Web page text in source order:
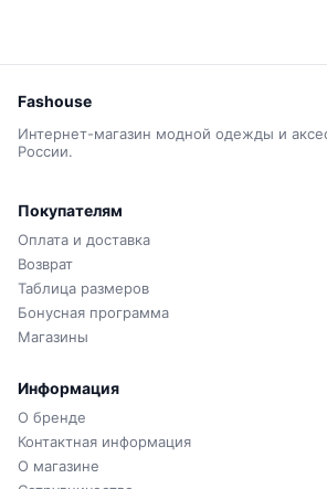
Fashouse
Интернет-магазин модной одежды и
России.
Покупателям
Оплата и доставка
Возврат
Таблица размеров
Бонусная программа
Магазины
Информация
О бренде
Контактная информация
О магазине